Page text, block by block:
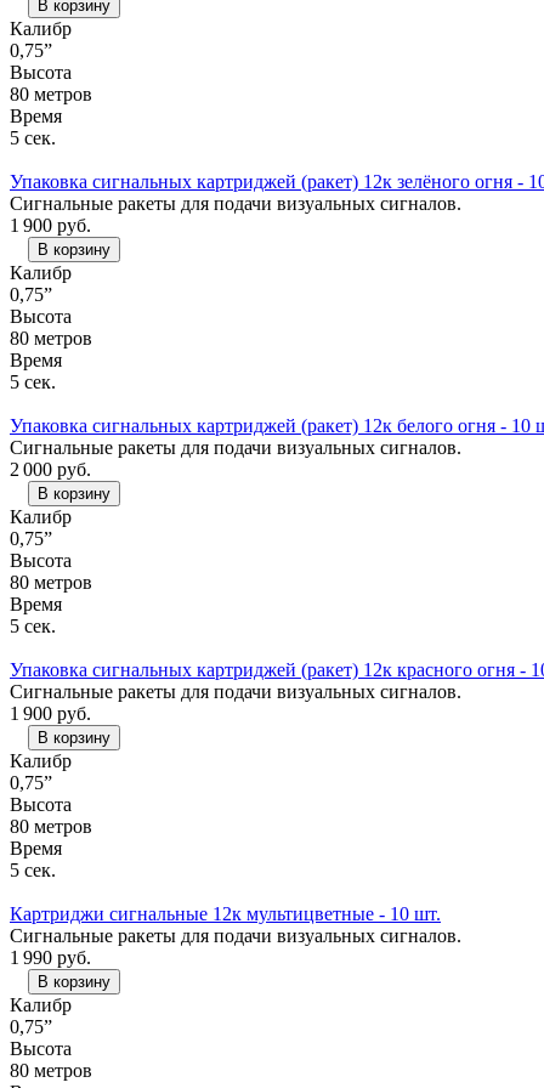
В корзину
Калибр
0,75”
Высота
80 метров
Время
5 сек.
Упаковка сигнальных картриджей (ракет) 12к зелёного огня -
Сигнальные ракеты для подачи визуальных сигналов.
1 900 руб.
В корзину
Калибр
0,75”
Высота
80 метров
Время
5 сек.
Упаковка сигнальных картриджей (ракет) 12к белого огня - 10
Сигнальные ракеты для подачи визуальных сигналов.
2 000 руб.
В корзину
Калибр
0,75”
Высота
80 метров
Время
5 сек.
Упаковка сигнальных картриджей (ракет) 12к красного огня -
Сигнальные ракеты для подачи визуальных сигналов.
1 900 руб.
В корзину
Калибр
0,75”
Высота
80 метров
Время
5 сек.
Картриджи сигнальные 12к мультицветные - 10 шт.
Сигнальные ракеты для подачи визуальных сигналов.
1 990 руб.
В корзину
Калибр
0,75”
Высота
80 метров